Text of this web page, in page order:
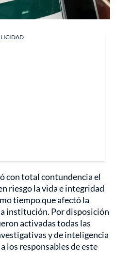
con total contundencia el
riesgo la vida e integridad
tiempo que afectó la
institución. Por disposición
activadas todas las
y de inteligencia
los responsables de este